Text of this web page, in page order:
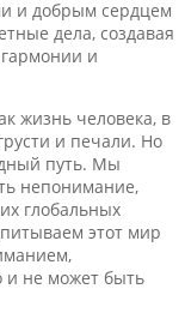
и добрым сердцем
дела, создавая
гармонии и
жизнь человека, в
и печали. Но
путь. Мы
непонимание,
глобальных
этот мир
и не может быть